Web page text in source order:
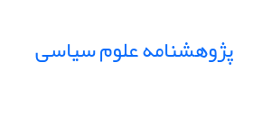
پژوهشنامه علوم سیاسی